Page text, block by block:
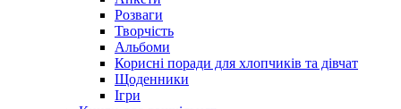
Розваги
Творчість
Альбоми
Корисні поради для хлопчиків та дівчат
Щоденники
Ігри